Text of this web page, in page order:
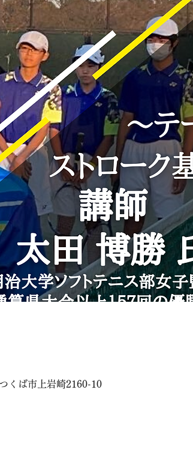
くば市上岩崎2160-10